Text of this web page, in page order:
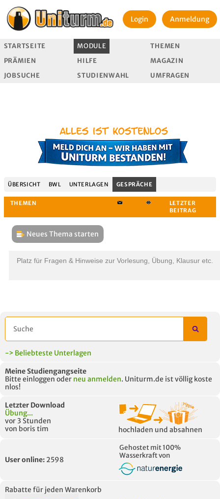
Login Anmeldung
STARTSEITE MODULE
THEMEN
PRÄMIEN
HILFE
MAGAZIN
JOBSUCHE
STUDIENWAHL UMFRAGEN
ÜBERSICHT BWL UNTERLAGEN GESPRÄCHE
Neues Thema starten
Platz für Fragen & Hinweise zur Vorlesung, Übung, Klausur etc.
-> Beliebteste Unterlagen
Meine Studiengangseite
Bitte einloggen oder neu anmelden. Uniturm.de ist völlig koste
nlos!
Letzter Download
Übung...
vor 3 Stunden
von boris tim
hochladen und absahnen
User online: 2598
Gehostet mit 100%
Wasserkraft von
Rabatte für jeden Warenkorb